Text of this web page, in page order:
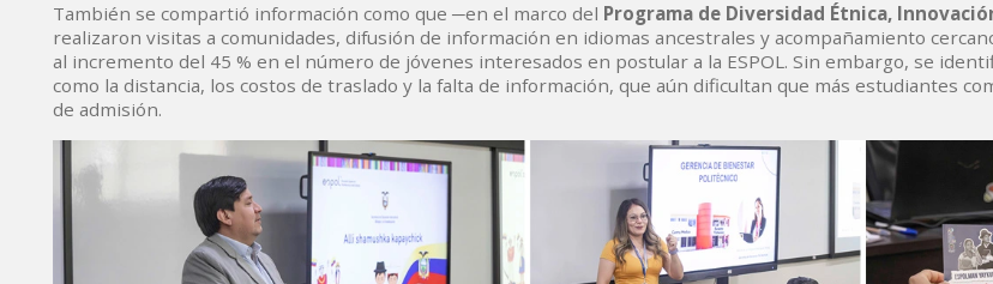
También se compartió información como que ─en el marco del Programa de Diversidad Étnica,
realizaron visitas a comunidades, difusión de información en idiomas ancestrales y acompañamiento
al incremento del 45 % en el número de jóvenes interesados en postular a la ESPOL. Sin embargo, se
como la distancia, los costos de traslado y la falta de información, que aún dificultan que más estudiantes
de admisión.